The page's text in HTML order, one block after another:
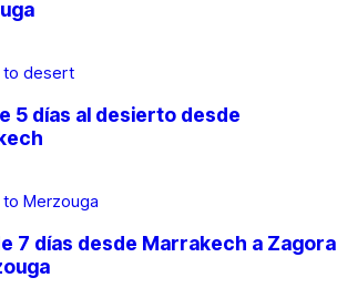
5 días al desierto desde
7 días desde Marrakech a Zagora